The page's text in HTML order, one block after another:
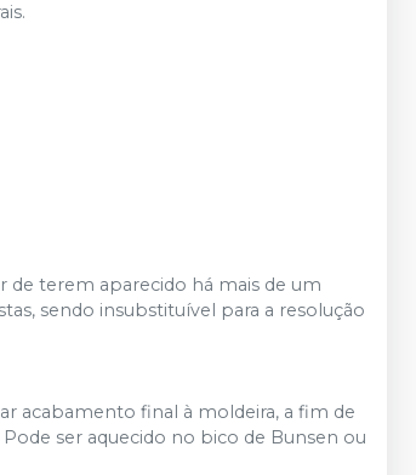
de terem aparecido há mais de um
sendo insubstituível para a resolução
acabamento final à moldeira, a fim de
ser aquecido no bico de Bunsen ou